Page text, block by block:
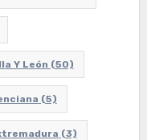
Y León (50)
(5)
(3)